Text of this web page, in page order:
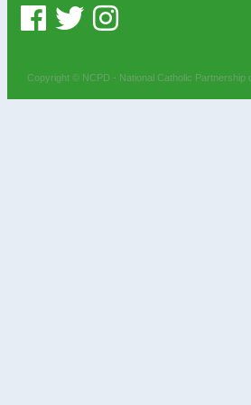
Copyright © NCPD - National Catholic Partnership